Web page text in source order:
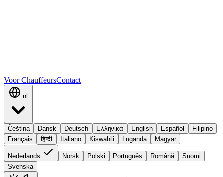
Voor ChauffeursContact
nl
Čeština Dansk Deutsch Ελληνικά English Español
Filipino
Français
हिन्दी Italiano Kiswahili Luganda Magyar
Nederlands Norsk Polski Português Română
Suomi
Svenska